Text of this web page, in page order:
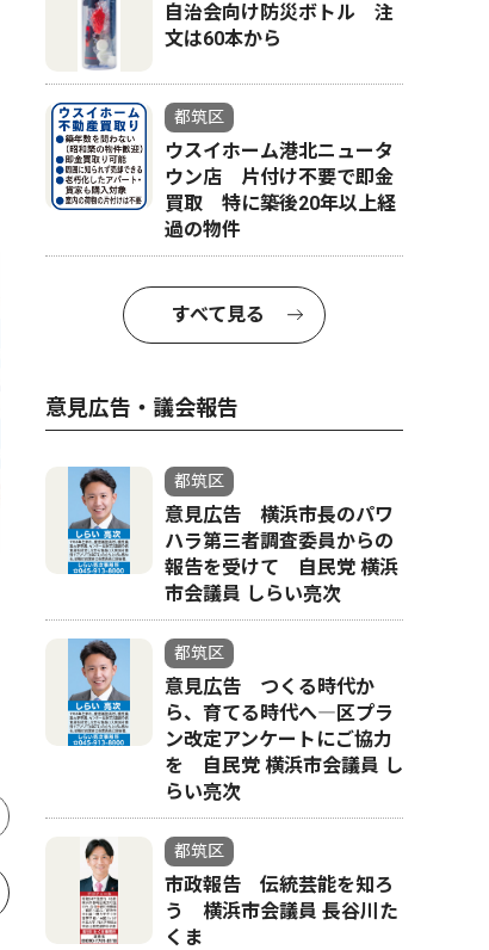
4
社会
2026.08.06
都筑の未来に意見募集 区プ
ラン改定の検討に
年連続
自治会向け防災ボトル 注
文は60本から
都筑区
ウスイホーム港北ニュータ
ウン店 片付け不要で即金
買取 特に築後20年以上経
過の物件
すべて見る
意見広告・議会報告
都筑区
意見広告 横浜市長のパワ
ハラ第三者調査委員からの
報告を受けて 自民党 横浜
市会議員 しらい亮次
都筑区
意見広告 つくる時代か
ら、育てる時代へ―区プラ
ン改定アンケートにご協力
を 自民党 横浜市会議員 し
らい亮次
都筑区
市政報告 伝統芸能を知ろ
う 横浜市会議員 長谷川た
くま